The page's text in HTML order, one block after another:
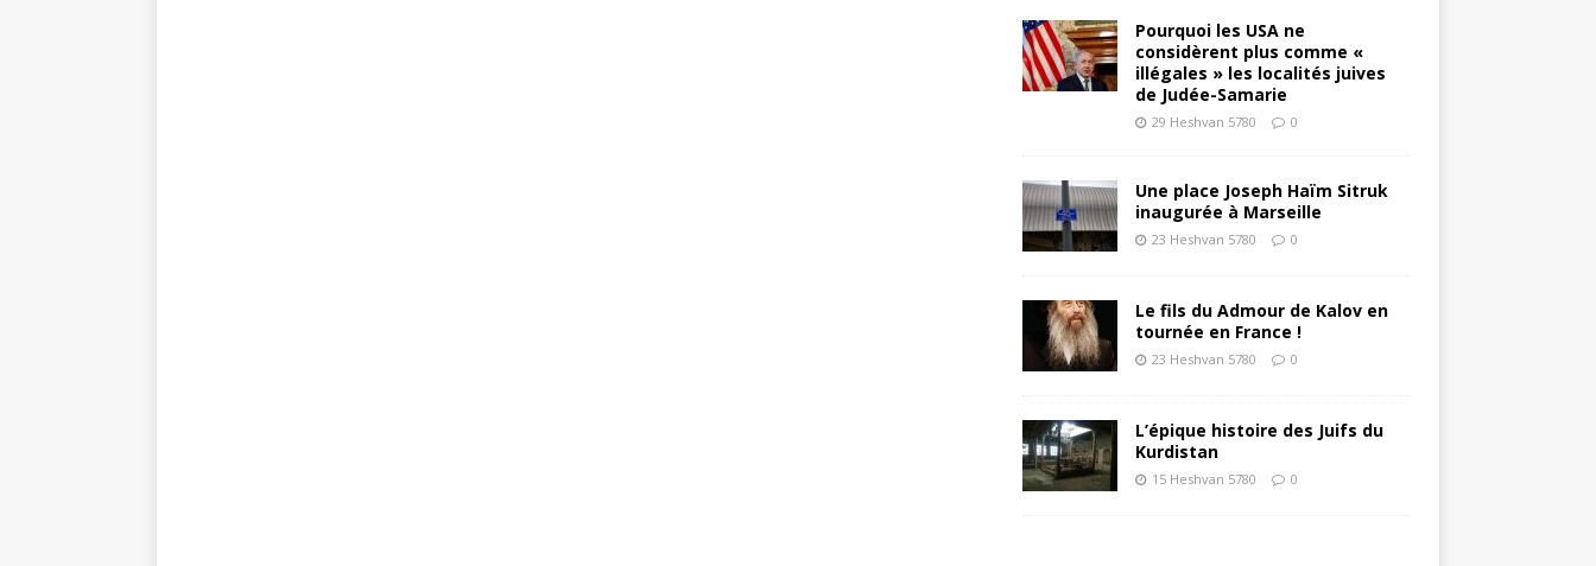
Pourquoi les USA ne
considèrent plus comme «
illégales » les localités juives
de Judée-Samarie
29 Heshvan 5780 0
Une place Joseph Haïm Sitruk
inaugurée à Marseille
23 Heshvan 5780 0
Le fils du Admour de Kalov en
tournée en France !
23 Heshvan 5780 0
L’épique histoire des Juifs du
Kurdistan
15 Heshvan 5780 0